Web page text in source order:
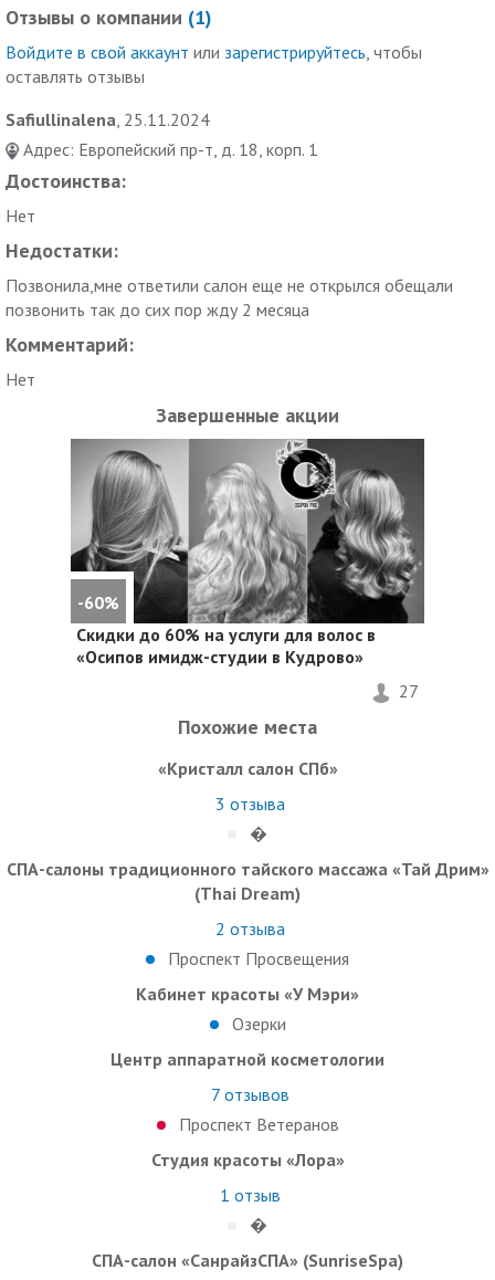
Отзывы о компании (1)
Войдите в свой аккаунт или зарегистрируйтесь , чтобы
оставлять отзывы
Safiullinalena , 25.11.2024
Адрес: ​Европейский пр-т, д. 18, корп. 1
Достоинства:
Нет
Недостатки:
Позвонила,мне ответили салон еще не открылся обещали
позвонить так до сих пор жду 2 месяца
Комментарий:
Нет
Завершенные акции
-60%
Скидки до 60% на услуги для волос в
«Осипов имидж-студии в Кудрово»
27
Похожие места
«Кристалл салон СПб»
3 отзыва
�
СПА-салоны традиционного тайского массажа «Тай Дрим»
(Thai Dream)
2 отзыва
Проспект Просвещения
Кабинет красоты «У Мэри»
Озерки
Центр аппаратной косметологии
7отзывов
Проспект Ветеранов
Студия красоты «Лора»
1 отзыв
�
СПА-салон «СанрайзСПА» (SunriseSpa)